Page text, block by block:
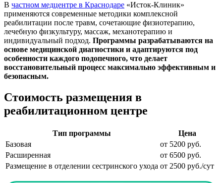
В частном медцентре в Краснодаре «Исток-Клиник»
применяются современные методики комплексной
реабилитации после травм, сочетающие физиотерапию,
лечебную физкультуру, массаж, механотерапию и
индивидуальный подход. Программы разрабатываются на
основе медицинской диагностики и адаптируются под
особенности каждого подопечного, что делает
восстановительный процесс максимально эффективным и
безопасным.
Стоимость размещения в
реабилитационном центре
Тип программы
Цена
Базовая
от 5200 руб.
Расширенная
от 6500 руб.
Размещение в отделении сестринского ухода от 2500 руб./сут